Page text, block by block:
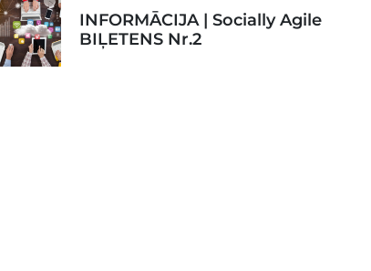
INFORMĀCIJA | Socially Agile
BIĻETENS Nr.2